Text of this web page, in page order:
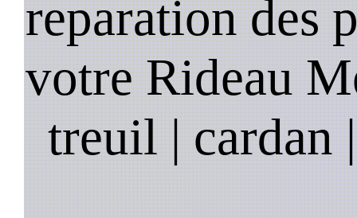
reparation des
votre Rideau
treuil | cardan